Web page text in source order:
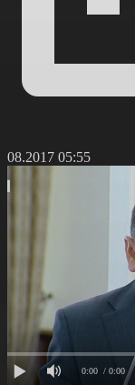
05:55
0:00 / 0:00